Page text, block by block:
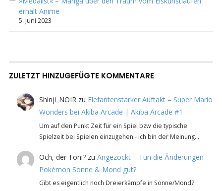
erhält Anime
5. Juni 2023
ZULETZT HINZUGEFÜGTE KOMMENTARE
Shinji_NOIR zu Elefantenstarker Auftakt – Super Mario
Wonders bei Akiba Arcade | Akiba Arcade #1
Um auf den Punkt Zeit für ein Spiel bzw die typische
Spielzeit bei Spielen einzugehen - ich bin der Meinung…
Och, der Toni? zuAngezockt – Tun die Änderungen
Pokémon Sonne & Mond gut?
Gibt es eigentlich noch Dreierkämpfe in Sonne/Mond?